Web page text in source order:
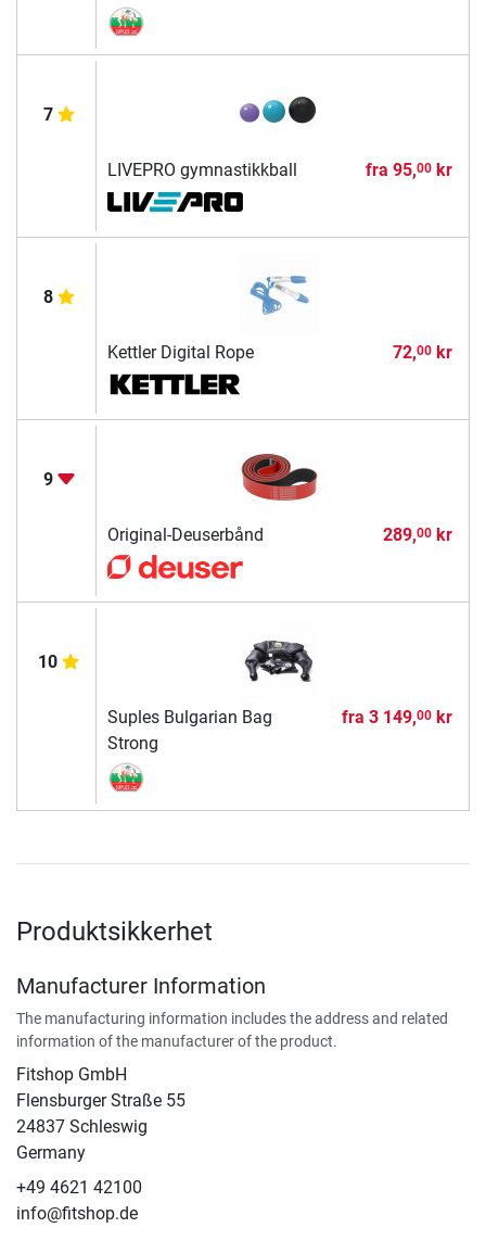
7
LIVEPRO gymnastikkball fra 95,00kr
8
Kettler Digital Rope 72,00kr
9
Original-Deuserbånd 289,00kr
10
Suples Bulgarian Bag
Strong
fra 3 149,00kr
Produktsikkerhet
Manufacturer Information
The manufacturing information includes the address and related
information of the manufacturer of the product.
Fitshop GmbH
Flensburger Straße 55
24837 Schleswig
Germany
+49 4621 42100
info@fitshop.de